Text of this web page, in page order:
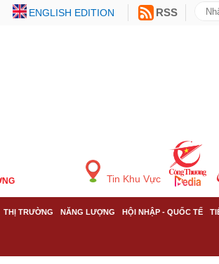
RSS
ENGLISH EDITION
Tin Khu Vực
THỊ TRƯỜNG NĂNG LƯỢNG HỘI NHẬP - QUỐC TẾ